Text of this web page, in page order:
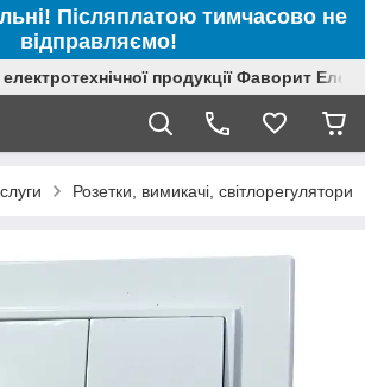
Післяплатою тимчасово не
відправляємо!
електротехнічної продукції Фаворит
Розетки, вимикачі, світлорегулятори